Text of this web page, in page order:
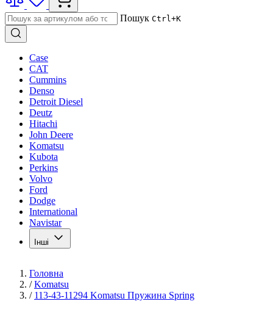
Пошук Ctrl+K
Case
CAT
Cummins
Denso
Detroit Diesel
Deutz
Hitachi
John Deere
Komatsu
Kubota
Perkins
Volvo
Ford
Dodge
International
Navistar
Інші
Головна
/ Komatsu
/ 113-43-11294 Komatsu Пружина Spring